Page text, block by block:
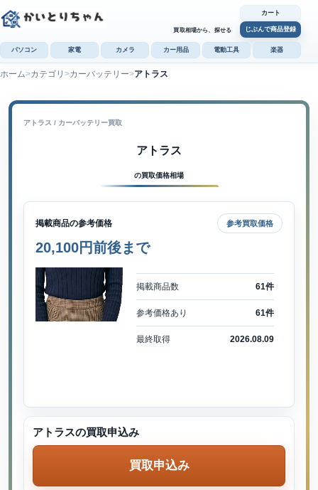
買取相場から、探せる
カート
じぶんで商品登録
パソコン 家電 カメラ カー用品 電動工具 楽器
ホーム カテゴリ カーバッテリー アトラス
アトラス / カーバッテリー買取
アトラス
の買取価格相場
掲載商品の参考価格 参考買取価格
20,100円前後まで
掲載商品数 61件
参考価格あり 61件
最終取得 2026.08.09
アトラスの買取申込み
買取申込み